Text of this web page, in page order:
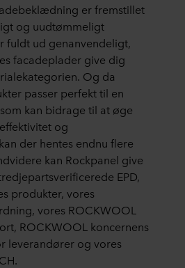
er fremstillet
og uudtømmeligt
fuldt ud genanvendeligt,
facadeplader give dig
Og da
passer perfekt til en
kan bidrage til at øge
og
der hentes endnu flere
kan Rockpanel give
EPD,
produkter, vores
vores ROCKWOOL
ROCKWOOL koncernens
leverandører og vores